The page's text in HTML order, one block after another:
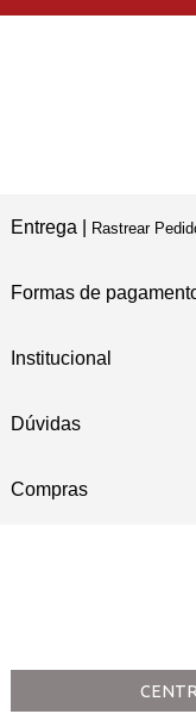
Entrega | Rastrear
Formas de
Institucional
Dúvidas
Compras